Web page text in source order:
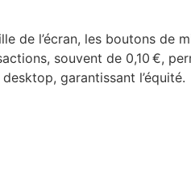
de l’écran, les boutons de
souvent de 0,10 €,
garantissant l’équité.